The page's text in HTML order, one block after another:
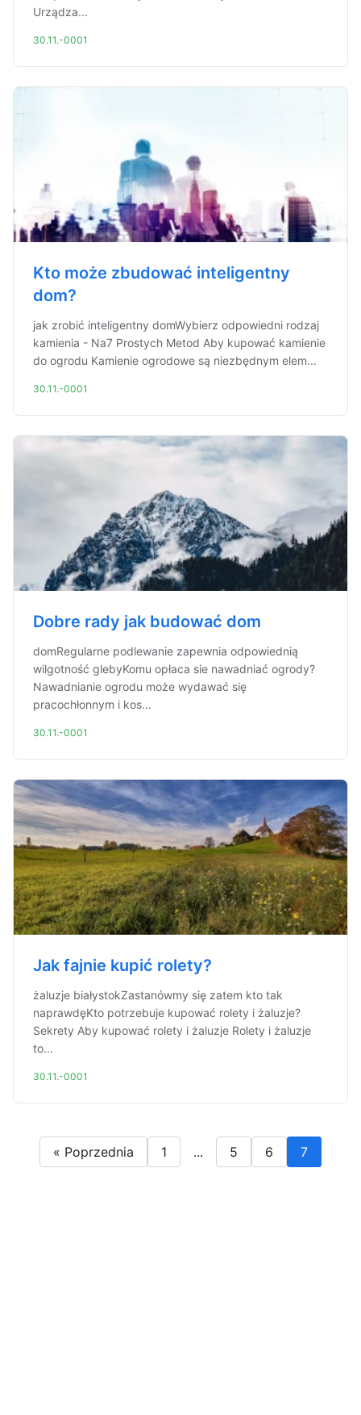
Urządza...
30.11.-0001
Kto może zbudować inteligentny
dom?
jak zrobić inteligentny domWybierz odpowiedni rodzaj
kamienia - Na7 Prostych Metod Aby kupować kamienie
do ogrodu Kamienie ogrodowe są niezbędnym elem...
30.11.-0001
Dobre rady jak budować dom
domRegularne podlewanie zapewnia odpowiednią
wilgotność glebyKomu opłaca sie nawadniać ogrody?
Nawadnianie ogrodu może wydawać się
pracochłonnym i kos...
30.11.-0001
Jak fajnie kupić rolety?
żaluzje białystokZastanówmy się zatem kto tak
naprawdęKto potrzebuje kupować rolety i żaluzje?
Sekrety Aby kupować rolety i żaluzje Rolety i żaluzje
to...
30.11.-0001
« Poprzednia 1 ... 5 6 7